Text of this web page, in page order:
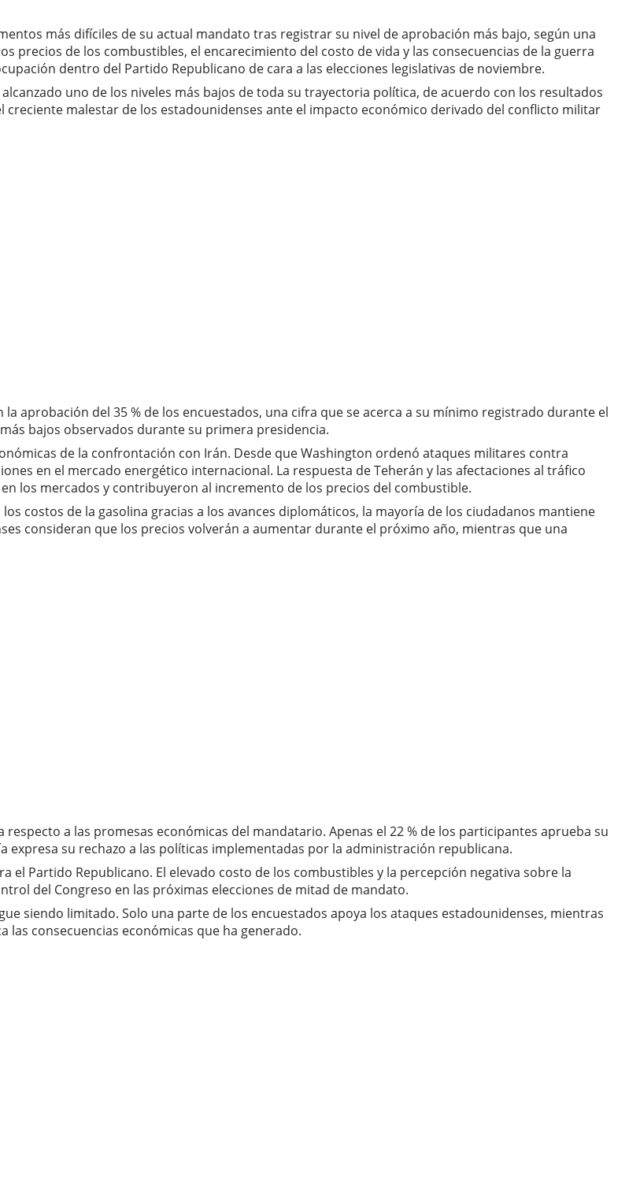
más difíciles de su actual mandato tras registrar su nivel de aprobación más bajo, según una
precios de los combustibles, el encarecimiento del costo de vida y las consecuencias de la guerra
dentro del Partido Republicano de cara a las elecciones legislativas de noviembre.
uno de los niveles más bajos de toda su trayectoria política, de acuerdo con los resultados
creciente malestar de los estadounidenses ante el impacto económico derivado del conflicto militar
aprobación del 35 % de los encuestados, una cifra que se acerca a su mínimo registrado durante el
bajos observados durante su primera presidencia.
de la confrontación con Irán. Desde que Washington ordenó ataques militares contra
en el mercado energético internacional. La respuesta de Teherán y las afectaciones al tráfico
los mercados y contribuyeron al incremento de los precios del combustible.
costos de la gasolina gracias a los avances diplomáticos, la mayoría de los ciudadanos mantiene
consideran que los precios volverán a aumentar durante el próximo año, mientras que una
a las promesas económicas del mandatario. Apenas el 22 % de los participantes aprueba su
su rechazo a las políticas implementadas por la administración republicana.
Partido Republicano. El elevado costo de los combustibles y la percepción negativa sobre la
del Congreso en las próximas elecciones de mitad de mandato.
siendo limitado. Solo una parte de los encuestados apoya los ataques estadounidenses, mientras
consecuencias económicas que ha generado.